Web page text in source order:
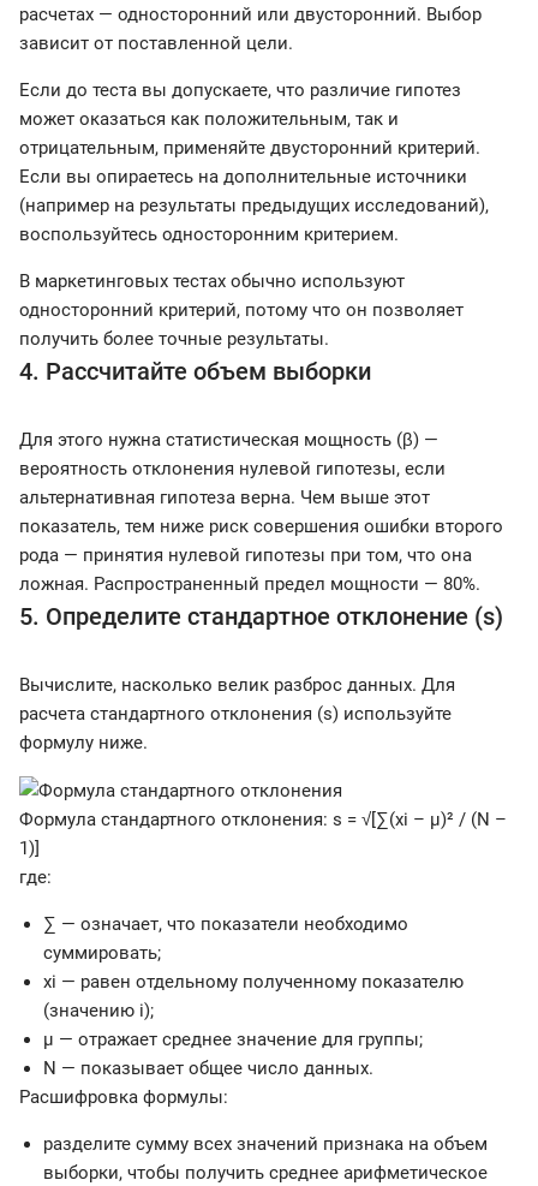
расчетах — односторонний или двусторонний. Выбор
зависит от поставленной цели.
Если до теста вы допускаете, что различие гипотез
может оказаться как положительным, так и
отрицательным, применяйте двусторонний критерий.
Если вы опираетесь на дополнительные источники
(например на результаты предыдущих исследований),
воспользуйтесь односторонним критерием.
В маркетинговых тестах обычно используют
односторонний критерий, потому что он позволяет
получить более точные результаты.
4. Рассчитайте объем выборки
Для этого нужна статистическая мощность (β) —
вероятность отклонения нулевой гипотезы, если
альтернативная гипотеза верна. Чем выше этот
показатель, тем ниже риск совершения ошибки второго
рода — принятия нулевой гипотезы при том, что она
ложная. Распространенный предел мощности — 80%.
5. Определите стандартное отклонение (s)
Вычислите, насколько велик разброс данных. Для
расчета стандартного отклонения (s) используйте
формулу ниже.
Формула стандартного отклонения: s = √[∑(xi – µ)² / (N –
1)]
где:
∑ — означает, что показатели необходимо
суммировать;
xi — равен отдельному полученному показателю
(значению i);
µ — отражает среднее значение для группы;
N — показывает общее число данных.
Расшифровка формулы:
разделите сумму всех значений признака на объем
выборки, чтобы получить среднее арифметическое